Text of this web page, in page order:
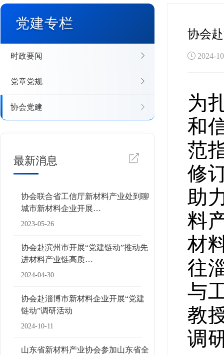
党建专栏
时政要闻
党章党规
协会党建
最新消息
协会联合省工信厅新材料产业处到聊
城市新材料企业开展…
2023-05-26
协会赴滨州市开展“党建链动”推动先
进材料产业链高质…
2024-04-30
协会赴淄博市新材料企业开展“党建
链动”调研活动
2024-10-11
山东省新材料产业协会参加山东省全
协会
2024-
为
和
范
修
助
料
材
往
与
教
调